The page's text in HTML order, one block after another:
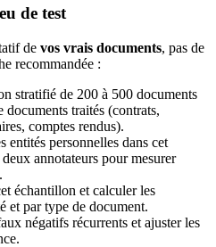
de test
de vos vrais documents, pas de
recommandée :
stratifié de 200 à 500 documents
documents traités (contrats,
comptes rendus).
entités personnelles dans cet
annotateurs pour mesurer
échantillon et calculer les
et par type de document.
négatifs récurrents et ajuster les